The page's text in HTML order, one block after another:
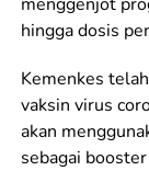
hingga dosis
Kemenkes
vaksin virus
akan
sebagai